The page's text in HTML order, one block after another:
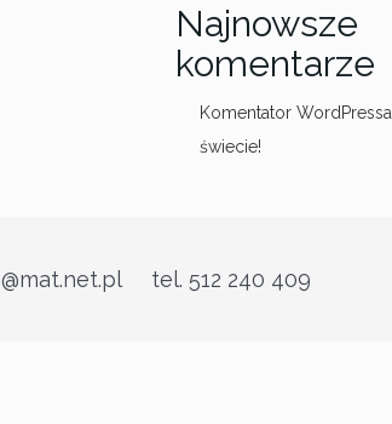
Najnowsze
komentarze
Komentator WordPressa
świecie!
tel. 512 240 409